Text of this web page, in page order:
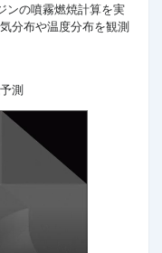
ンの噴霧燃焼計算を実
分布や温度分布を観測
測